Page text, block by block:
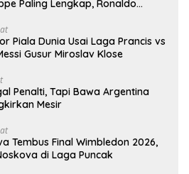
Paling Lengkap, Ronaldo
Piala Dunia Usai Laga Prancis vs
Gusur Miroslav Klose
Penalti, Tapi Bawa Argentina
Mesir
Tembus Final Wimbledon 2026,
di Laga Puncak